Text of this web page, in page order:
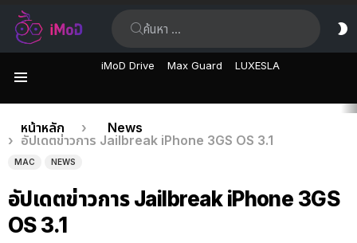
iMoD Drive Max Guard LUXESLA
เรื่อง
ล่าสุด
คุณอยู่ที่นี่:
หน้าหลัก
News
อัปเดตข่าวการ Jailbreak iPhone 3GS OS 3.1
MAC NEWS
อัปเดตข่าวการ Jailbreak iPhone 3GS
OS 3.1